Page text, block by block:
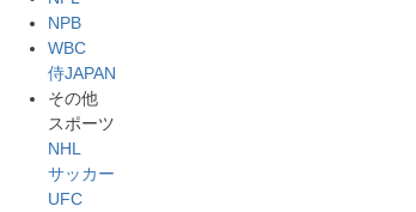
NPB
WBC
侍JAPAN
その他
スポーツ
NHL
サッカー
UFC